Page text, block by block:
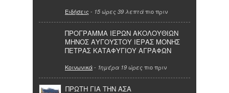
Ειδήσεις - 15 ώρες 39 λεπτά πιο πριν
ΠΡΟΓΡΑΜΜΑ ΙΕΡΩΝ ΑΚΟΛΟΥΘΙΩΝ
ΜΗΝΟΣ ΑΥΓΟΥΣΤΟΥ ΙΕΡΑΣ ΜΟΝΗΣ
ΠΕΤΡΑΣ ΚΑΤΑΦΥΓΙΟΥ ΑΓΡΑΦΩΝ
Κοινωνικά- 1ημέρα 19 ώρες πιο πριν
ΠΡΩΤΗ ΓΙΑ ΤΗΝ ΑΣΑ